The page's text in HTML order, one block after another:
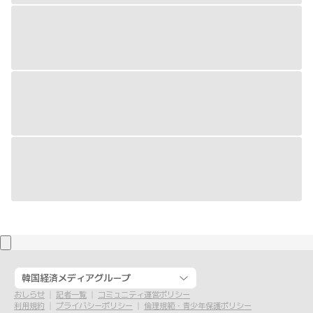
韓国経済メディアグループ
おしらせ 記者一覧
コミュニティ運営ポリシー
利用規約
プライバシーポリシー 倫理規範・青少年保護ポリシー